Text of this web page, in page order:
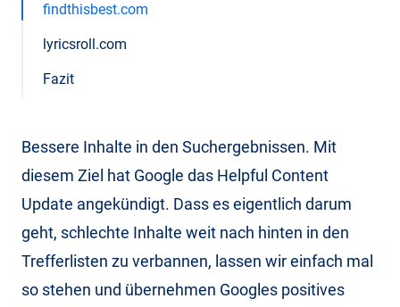
findthisbest.com
lyricsroll.com
Fazit
Bessere Inhalte in den Suchergebnissen. Mit
diesem Ziel hat Google das Helpful Content
Update angekündigt. Dass es eigentlich darum
geht, schlechte Inhalte weit nach hinten in den
Trefferlisten zu verbannen, lassen wir einfach mal
so stehen und übernehmen Googles positives